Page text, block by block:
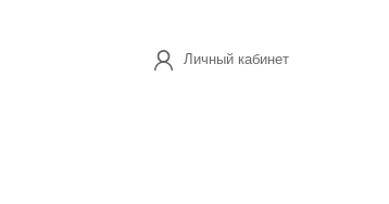
Личный кабинет